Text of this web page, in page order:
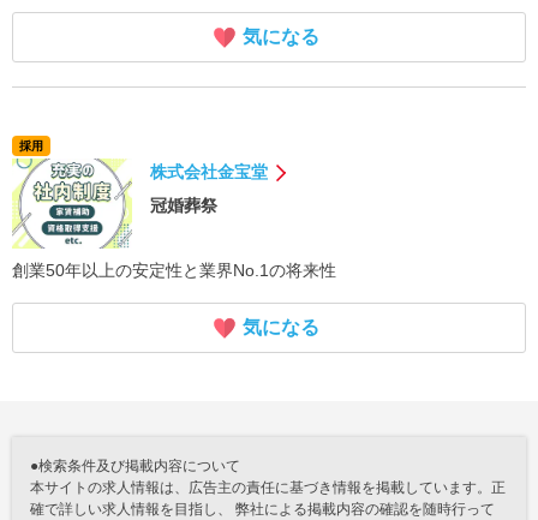
気になる
採用
株式会社金宝堂
冠婚葬祭
創業50年以上の安定性と業界No.1の将来性
気になる
●検索条件及び掲載内容について
本サイトの求人情報は、広告主の責任に基づき情報を掲載しています。正
確で詳しい求人情報を目指し、 弊社による掲載内容の確認を随時行って